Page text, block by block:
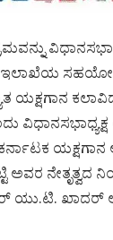
ಇಲಾಖೆಯ
ಯಕ್ಷಗಾನ
ಅವರ ನೇತೃತ್ವದ
ಯು.ಟಿ. ಖಾದರ್